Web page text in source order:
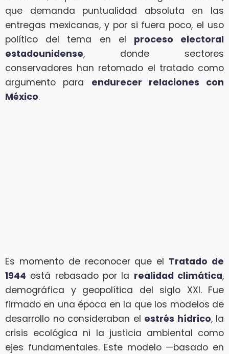
que demanda puntualidad absoluta en las
entregas mexicanas, y por si fuera poco, el uso
político del tema en el proceso electoral
estadounidense, donde sectores
conservadores han retomado el tratado como
argumento para endurecer relaciones con
México.
Es momento de reconocer que el Tratado de
1944 está rebasado por la realidad climática,
demográfica y geopolítica del siglo XXI. Fue
firmado en una época en la que los modelos de
desarrollo no consideraban el estrés hídrico, la
crisis ecológica ni la justicia ambiental como
ejes fundamentales. Este modelo —basado en